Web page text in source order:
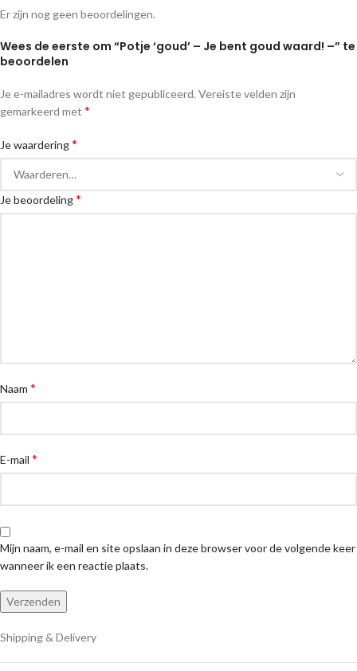
Er zijn nog geen beoordelingen.
Wees de eerste om “Potje ‘goud’ – Je bent goud waard! –” te
beoordelen
Je e-mailadres wordt niet gepubliceerd.Vereiste velden zijn
gemarkeerd met *
Je waardering*
Je beoordeling*
Naam *
E-mail *
Mijn naam, e-mail en site opslaan in deze browser voor de volgende keer
wanneer ik een reactie plaats.
Shipping & Delivery